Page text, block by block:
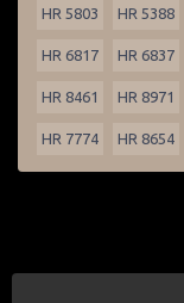
HR 5803 HR 5388
HR 6817 HR 6837
HR 8461 HR 8971
HR 7774 HR 8654